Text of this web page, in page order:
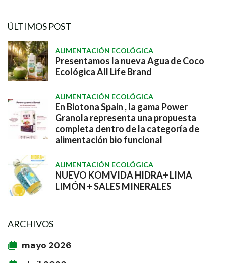
ÚLTIMOS POST
ALIMENTACIÓN ECOLÓGICA
Presentamos la nueva Agua de Coco
Ecológica All Life Brand
ALIMENTACIÓN ECOLÓGICA
En Biotona Spain , la gama Power
Granola representa una propuesta
completa dentro de la categoría de
alimentación bio funcional
ALIMENTACIÓN ECOLÓGICA
NUEVO KOMVIDA HIDRA+ LIMA
LIMÓN + SALES MINERALES
ARCHIVOS
mayo 2026